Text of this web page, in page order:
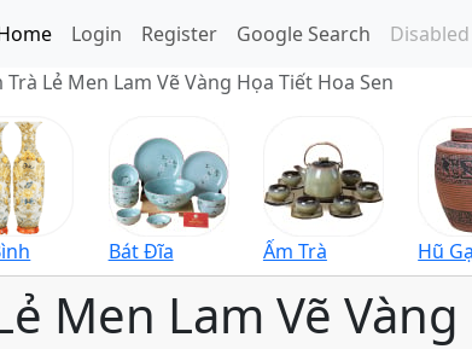
Login Register Google Search Disabled
Trà Lẻ Men Lam Vẽ Vàng Họa Tiết Hoa Sen
Bát Đĩa Ấm Trà Hũ
Men Lam Vẽ